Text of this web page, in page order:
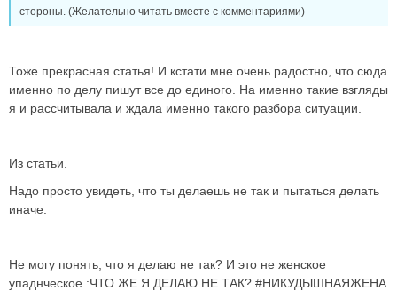
стороны. (Желательно читать вместе с комментариями)
Тоже прекрасная статья! И кстати мне очень радостно, что сюда
именно по делу пишут все до единого. На именно такие взгляды
я и рассчитывала и ждала именно такого разбора ситуации.
Из статьи.
Надо просто увидеть, что ты делаешь не так и пытаться делать
иначе.
Не могу понять, что я делаю не так? И это не женское
упаднческое :ЧТО ЖЕ Я ДЕЛАЮ НЕ ТАК? #НИКУДЫШНАЯЖЕНА